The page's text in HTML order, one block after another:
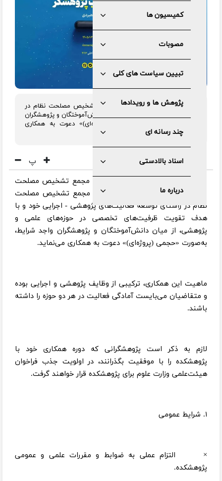
کمیسیون ها
مصوبات
تبیین سیاست های کلی
پژوهش ها و رویدادها
چند رسانه ای
اسناد بالادستی
درباره ما
پژوهشکده تحقیقات راهبردی مجمع تشخیص مصلحت نظام در
حوزه‌های علمی و پژوهشی، از میان دانش‌آموختگان و پژوهشگران
واجد شرایط، به‌صورت «حجمی (پروژه‌ای)» دعوت به همکاری
می‌نماید.
پ
به گزارش مرکز رسانه و روابط عمومی مجمع تشخیص مصلحت
نظام ، پژوهشکده تحقیقات راهبردی مجمع تشخیص مصلحت
نظام در راستای توسعه فعالیت‌های پژوهشی - اجرایی خود و با
هدف تقویت ظرفیت‌های تخصصی در حوزه‌های علمی و
پژوهشی، از میان دانش‌آموختگان و پژوهشگران واجد شرایط،
به‌صورت «حجمی (پروژه‌ای)» دعوت به همکاری می‌نماید.
ماهیت این همکاری، ترکیبی از وظایف پژوهشی و اجرایی بوده
و متقاضیان می‌بایست آمادگی فعالیت در هر دو حوزه را داشته
باشند.
لازم به ذکر است پژوهشگرانی که دوره همکاری خود با
پژوهشکده را با موفقیت بگذرانند، در اولویت جذب فراخوان
هیئت‌علمی وزارت علوم برای پژوهشکده قرار خواهند گرفت.
۱. شرایط عمومی
× التزام عملی به ضوابط و مقررات علمی و عمومی
پژوهشکده.